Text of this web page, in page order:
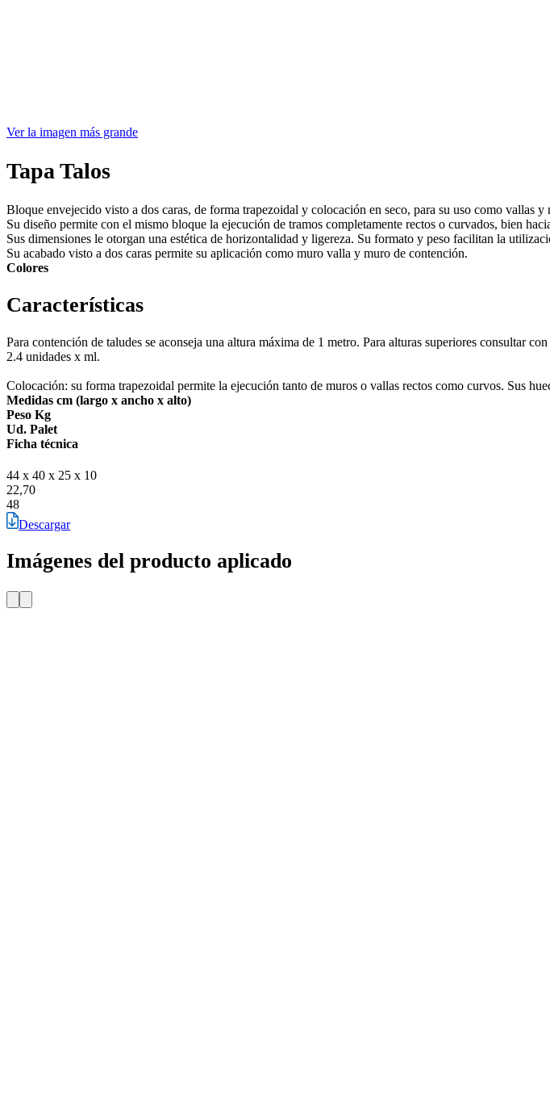
Ver la imagen más grande
Tapa Talos
Bloque envejecido visto a dos caras, de forma trapezoidal y colocación en seco, para su uso como vallas y
Su diseño permite con el mismo bloque la ejecución de tramos completamente rectos o curvados, bien
Sus dimensiones le otorgan una estética de horizontalidad y ligereza. Su formato y peso facilitan la
Su acabado visto a dos caras permite su aplicación como muro valla y muro de contención.
Colores
Características
Para contención de taludes se aconseja una altura máxima de 1 metro. Para alturas superiores consultar
2.4 unidades x ml.
Colocación: su forma trapezoidal permite la ejecución tanto de muros o vallas rectos como curvos. Sus
Medidas cm (largo x ancho x alto)
Peso Kg
Ud. Palet
Ficha técnica
44 x 40 x 25 x 10
22,70
48
Descargar
Imágenes del producto aplicado